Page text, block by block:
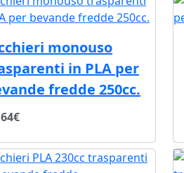
monouso
in PLA per
fredde 250cc.